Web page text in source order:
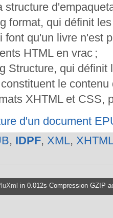
structure
format, qui définit
font qu'un livre n'est
HTML en vrac ;
Structure, qui définit
le contenu
XHTML et CSS,
d'un document
, IDPF, XML,
in 0.012s Compression GZIP